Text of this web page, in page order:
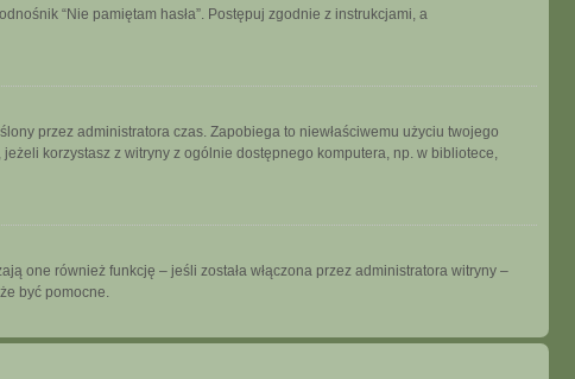
“Nie pamiętam hasła”. Postępuj zgodnie z instrukcjami, a
przez administratora czas. Zapobiega to niewłaściwemu użyciu twojego
jeżeli korzystasz z witryny z ogólnie dostępnego komputera, np. w bibliotece,
one również funkcję – jeśli została włączona przez administratora witryny –
być pomocne.